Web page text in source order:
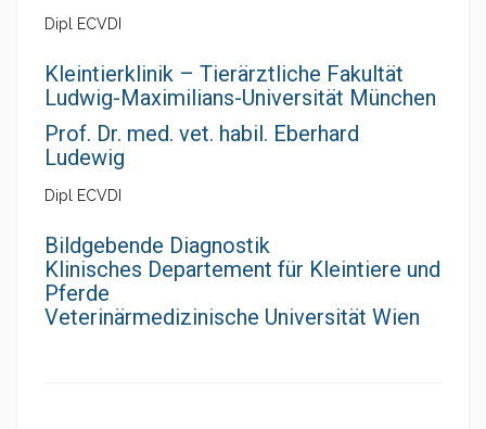
Dipl ECVDI
Kleintierklinik – Tierärztliche Fakultät
Ludwig-Maximilians-Universität München
Prof. Dr. med. vet. habil. Eberhard
Ludewig
Dipl ECVDI
Bildgebende Diagnostik
Klinisches Departement für Kleintiere und
Pferde
Veterinärmedizinische Universität Wien